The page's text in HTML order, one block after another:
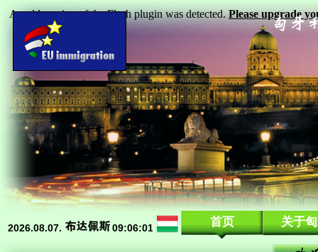
13, 11, 955, 275
首页 关于
An old version of the Flash plugin was detected.Please upgrade